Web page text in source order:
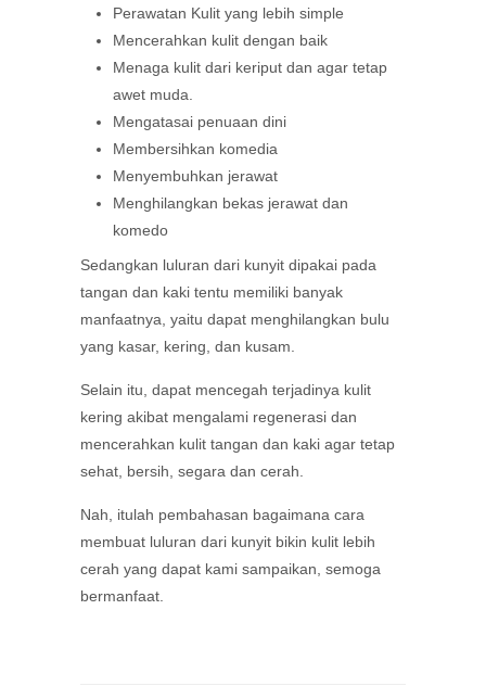
Perawatan Kulit yang lebih simple
Mencerahkan kulit dengan baik
Menaga kulit dari keriput dan agar tetap
awet muda.
Mengatasai penuaan dini
Membersihkan komedia
Menyembuhkan jerawat
Menghilangkan bekas jerawat dan
komedo
Sedangkan luluran dari kunyit dipakai pada
tangan dan kaki tentu memiliki banyak
manfaatnya, yaitu dapat menghilangkan bulu
yang kasar, kering, dan kusam.
Selain itu, dapat mencegah terjadinya kulit
kering akibat mengalami regenerasi dan
mencerahkan kulit tangan dan kaki agar tetap
sehat, bersih, segara dan cerah.
Nah, itulah pembahasan bagaimana cara
membuat luluran dari kunyit bikin kulit lebih
cerah yang dapat kami sampaikan, semoga
bermanfaat.